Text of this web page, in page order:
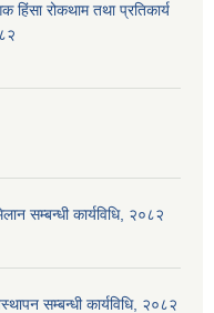
रोकथाम तथा प्रतिकार्य
सम्बन्धी कार्यविधि, २०८२
सम्बन्धी कार्यविधि, २०८२